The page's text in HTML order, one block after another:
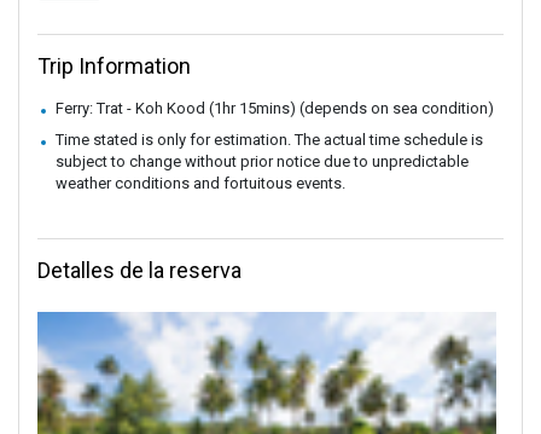
Trip Information
Ferry: Trat - Koh Kood (1hr 15mins) (depends on sea condition)
Time stated is only for estimation. The actual time schedule is
subject to change without prior notice due to unpredictable
weather conditions and fortuitous events.
Detalles de la reserva